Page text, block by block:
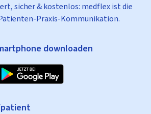
sicher & kostenlos: medflex ist die
Praxis-Kommunikation.
downloaden